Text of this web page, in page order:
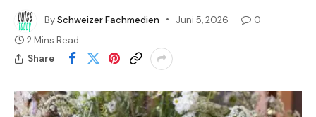
BySchweizer Fachmedien Juni 5, 2026
0
2 Mins Read
Share